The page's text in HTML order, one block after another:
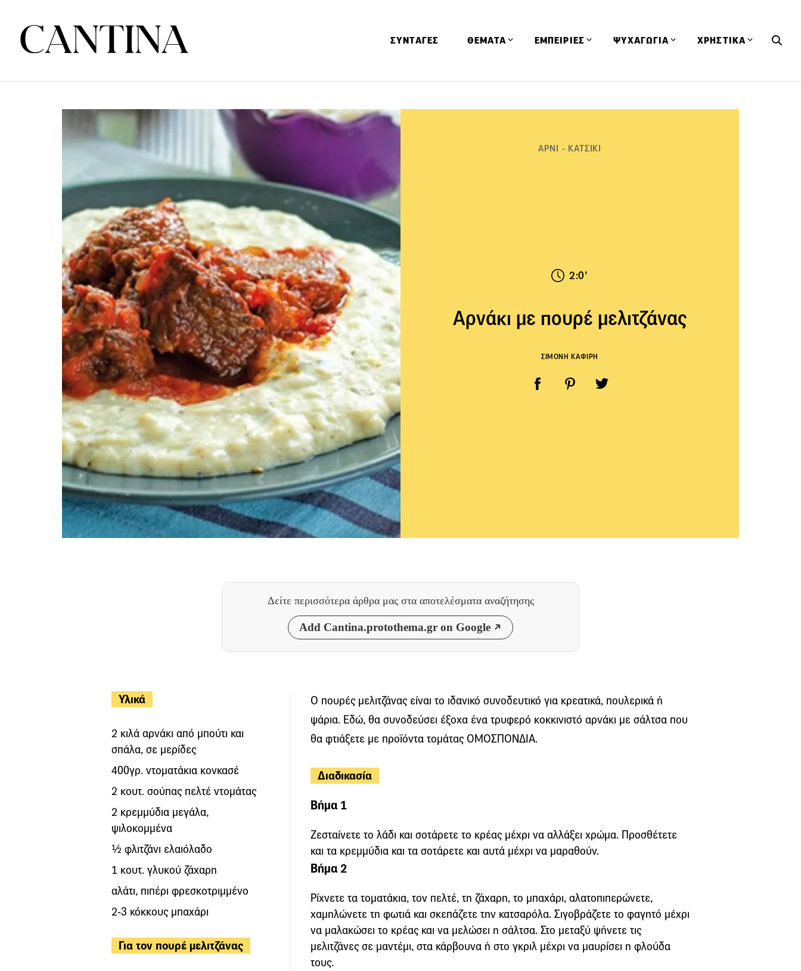
ΣΥΝΤΑΓΕΣ ΘΕΜΑΤΑ ΕΜΠΕΙΡΙΕΣ ΨΥΧΑΓΩΓΙΑ ΧΡΗΣΤΙΚΑ
ΑΡΝΙ - ΚΑΤΣΙΚΙ
2:0'
Αρνάκι με πουρέ μελιτζάνας
ΣΙΜΟΝΗ ΚΑΦΙΡΗ
Δείτε περισσότερα άρθρα μας στα αποτελέσματα αναζήτησης
Add Cantina.protothema.gr on Google
Υλικά
2 κιλά αρνάκι από µπούτι και
σπάλα, σε µερίδες
400γρ. ντοματάκια κονκασέ
2 κουτ. σούπας πελτέ ντομάτας
2 κρεµµύδια µεγάλα,
ψιλοκοµµένα
½ φλιτζάνι ελαιόλαδο
1 κουτ. γλυκού ζάχαρη
αλάτι, πιπέρι φρεσκοτριµµένο
2-3 κόκκους µπαχάρι
Για τον πουρέ µελιτζάνας
Ο πουρές μελιτζάνας είναι το ιδανικό συνοδευτικό για κρεατικά, πουλερικά ή
ψάρια. Εδώ, θα συνοδεύσει έξοχα ένα τρυφερό κοκκινιστό αρνάκι με σάλτσα που
θα φτιάξετε με προϊόντα τομάτας ΟΜΟΣΠΟΝΔΙΑ.
Διαδικασία
Βήμα 1
Ζεσταίνετε το λάδι και σοτάρετε το κρέας µέχρι να αλλάξει χρώµα. Προσθέτετε
και τα κρεµµύδια και τα σοτάρετε και αυτά µέχρι να µαραθούν.
Βήμα 2
Ρίχνετε τα τοµατάκια, τον πελτέ, τη ζάχαρη, το µπαχάρι, αλατοπιπερώνετε,
χαµηλώνετε τη φωτιά και σκεπάζετε την κατσαρόλα. Σιγοβράζετε το φαγητό µέχρι
να µαλακώσει το κρέας και να µελώσει η σάλτσα. Στο µεταξύ ψήνετε τις
µελιτζάνες σε µαντέµι, στα κάρβουνα ή στο γκριλ µέχρι να µαυρίσει η φλούδα
τους.